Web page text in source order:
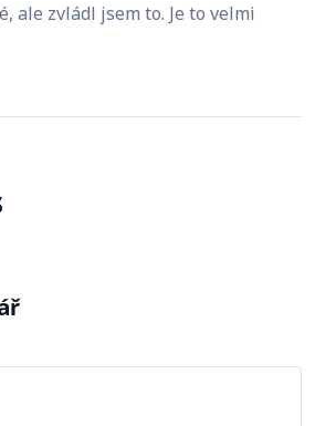
ale zvládl jsem to. Je to velmi